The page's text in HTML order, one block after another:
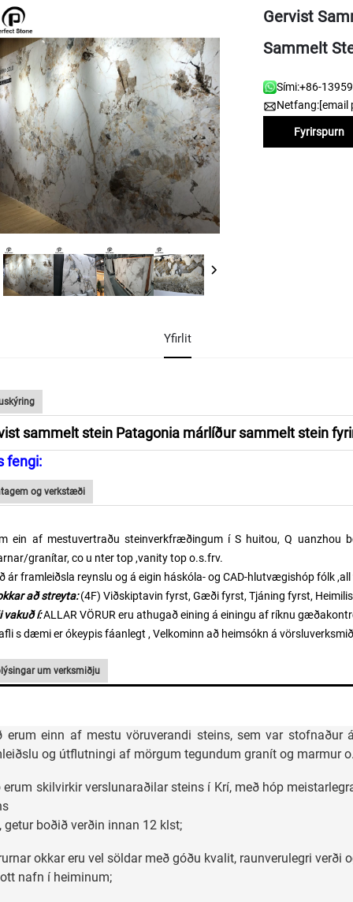
Gervist
Sammelt
Sími:+86-
Netfang:[email
Fyrirspurn
Yfirlit
sammelt stein Patagonia márlíður sammelt stein
fengi:
og verkstæði
ein af mestuvertraðu steinverkfræðingum íS huitou,Q uanzhou
granítar, co u nter top,vanity top o.s.frv.
árframleiðsla reynslu og á eigin háskóla- og CAD-hlutvægishópfólk,all
að streyta:(4F) Viðskiptavin fyrst, Gæði fyrst, Tjáning fyrst,
vakuð í:ALLAR VÖRUReru athugaðeining á einingu af ríknu
sdæmier ókeypisfáanlegt ,Velkominn að heimsókn á
um verksmiðju
erum einn af mestu vöruverandi steins, sem var stofnaður
og útflutningi af mörgum tegundum granít og marmur
erum skilvirkir verslunaraðilar steins í Krí, með hóp
getur boðið verðin innan 12 klst;
okkar eru vel söldar með góðu kvalit, raunverulegri
nafn í heiminum;